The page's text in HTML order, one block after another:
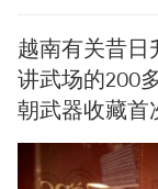
越南有关昔日
讲武场的200
朝武器收藏首